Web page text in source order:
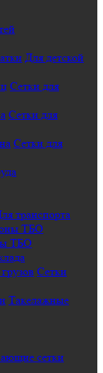
Для детской
Сетки для
Сетки для
Сетки для
транспорта
ТБО
Сетки
Такелажные